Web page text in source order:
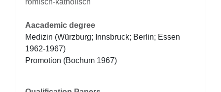
römisch-katholisch
Aacademic degree
Medizin (Würzburg; Innsbruck; Berlin; Essen
1962-1967)
Promotion (Bochum 1967)